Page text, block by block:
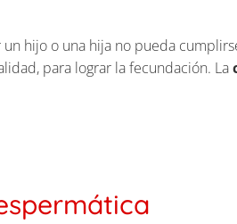
hijo o una hija no pueda
para lograr la fecundación. La